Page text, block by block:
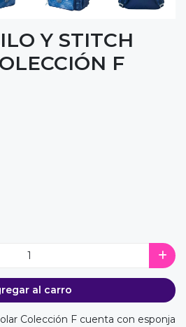
Y STITCH
F
al carro
Colección F cuenta con esponja